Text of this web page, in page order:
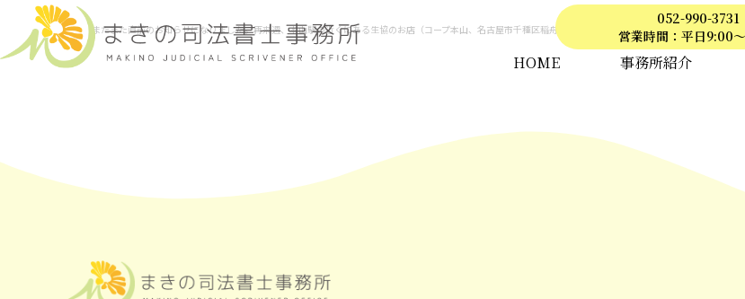
HOME 事務所紹介
052-990-3731
営業時間：平日9:00
またまた直前のお知らせになりました。再来週、本山駅の近くにある生協のお店（コープ本山、名古屋市千種区稲舟通1-39）の２階会議室にて、下記のように